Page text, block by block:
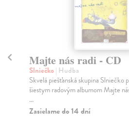
Majte nás radi - CD
Slniečko| Hudba
Skvelá piešťanská skupina Slniečko
šiestym radovým albumom Majte
...
Zasielame do 14 dní